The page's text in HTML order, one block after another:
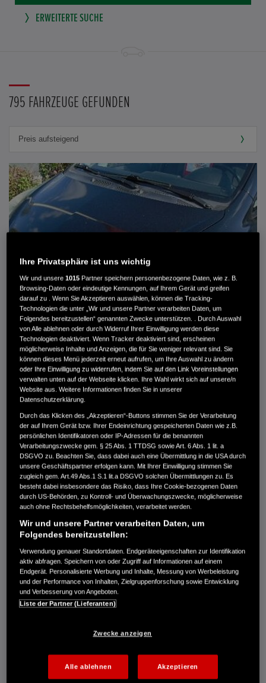
ERWEITERTE SUCHE
795 FAHRZEUGE GEFUNDEN
MWST. NICHT AUSWEISBAR
3.900 €
Außenfarbe
crystal black pearl
Kilometerstand
166.000 km
Kraftstoffart
Super
Getriebe
Automatik
Türen
5
Leistung
61 kW / 83 PS
Hubraum
1.339 cm³
Erstzulassung
10.2007
Bauart
Limousine
AUTO HARKE GMBH
Randersweide 59-63
21035 Hamburg
+49 40 735 935 0
DETAILS
Ihre Privatsphäre ist uns wichtig
Wir und unsere1015 Partner speichern personenbezogene Daten, wie z. B.
Browsing-Daten oder eindeutige Kennungen, auf Ihrem Gerät und greifen
darauf zu . Wenn Sie Akzeptieren auswählen, können die Tracking-
Technologien die unter „Wir und unsere Partner verarbeiten Daten, um
Folgendes bereitzustellen“ genannten Zwecke unterstützen. . Durch Auswahl
von Alle ablehnen oder durch Widerruf Ihrer Einwilligung werden diese
Technologien deaktiviert. Wenn Tracker deaktiviert sind, erscheinen
möglicherweise Inhalte und Anzeigen, die für Sie weniger relevant sind. Sie
können dieses Menü jederzeit erneut aufrufen, um Ihre Auswahl zu ändern
oder Ihre Einwilligung zu widerrufen, indem Sie auf den Link Voreinstellungen
verwalten unten auf der Webseite klicken. Ihre Wahl wirkt sich auf unsere/n
Website aus. Weitere Informationen finden Sie in unserer
Datenschutzerklärung.
Durch das Klicken des „Akzeptieren“-Buttons stimmen Sie der Verarbeitung
der auf Ihrem Gerät bzw. Ihrer Endeinrichtung gespeicherten Daten wie z.B.
persönlichen Identifikatoren oder IP-Adressen für die benannten
Verarbeitungszwecke gem. § 25 Abs. 1 TTDSG sowie Art. 6 Abs. 1 lit. a
DSGVO zu. Beachten Sie, dass dabei auch eine Übermittlung in die USA durch
unsere Geschäftspartner erfolgen kann. Mit Ihrer Einwilligung stimmen Sie
zugleich gem. Art.49 Abs.1 S.1 lit.a DSGVO solchen Übermittlungen zu. Es
besteht dabei insbesondere das Risiko, dass Ihre Cookie-bezogenen Daten
durch US-Behörden, zu Kontroll- und Überwachungszwecke, möglicherweise
auch ohne Rechtsbehelfsmöglichkeiten, verarbeitet werden.
Wir und unsere Partner verarbeiten Daten, um
Folgendes bereitzustellen:
Verwendung genauer Standortdaten. Endgeräteeigenschaften zur Identifikation
aktiv abfragen. Speichern von oder Zugriff auf Informationen auf einem
Endgerät. Personalisierte Werbung und Inhalte, Messung von Werbeleistung
und der Performance von Inhalten, Zielgruppenforschung sowie Entwicklung
und Verbesserung von Angeboten.
Liste der Partner (Lieferanten)
Zwecke anzeigen
Alle ablehnen Akzeptieren